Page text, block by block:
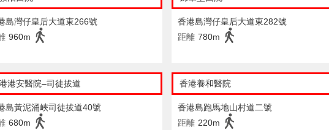
島灣仔皇后大道東266號
960m
香港島灣仔皇后大道東282號
距離 780m
港安醫院–司徒拔道
島黃泥涌峽司徒拔道40號
680m
香港養和醫院
香港島跑馬地山村道二號
距離 220m